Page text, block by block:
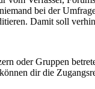
bei der
Damit soll
oder Gruppen
dir die